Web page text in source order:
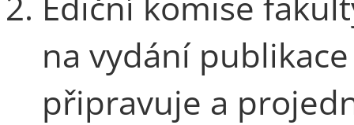
na vydání publikace
připravuje a